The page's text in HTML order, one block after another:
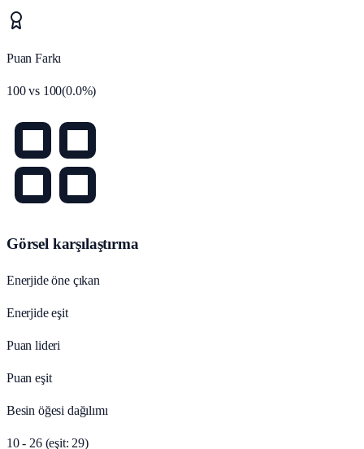
Puan Farkı
100vs 100(0.0%)
Görsel karşılaştırma
Enerjide öne çıkan
Enerjide eşit
Puan lideri
Puan eşit
Besin öğesi dağılımı
10 - 26 (eşit: 29)